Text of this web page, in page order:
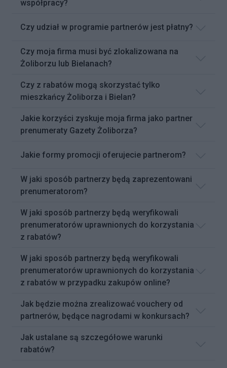
współpracy?
Czy udział w programie partnerów jest płatny?
Czy moja firma musi być zlokalizowana na
Żoliborzu lub Bielanach?
Czy z rabatów mogą skorzystać tylko
mieszkańcy Żoliborza i Bielan?
Jakie korzyści zyskuje moja firma jako partner
prenumeraty Gazety Żoliborza?
Jakie formy promocji oferujecie partnerom?
W jaki sposób partnerzy będą zaprezentowani
prenumeratorom?
W jaki sposób partnerzy będą weryfikowali
prenumeratorów uprawnionych do korzystania
z rabatów?
W jaki sposób partnerzy będą weryfikowali
prenumeratorów uprawnionych do korzystania
z rabatów w przypadku zakupów online?
Jak będzie można zrealizować vouchery od
partnerów, będące nagrodami w konkursach?
Jak ustalane są szczegółowe warunki
rabatów?